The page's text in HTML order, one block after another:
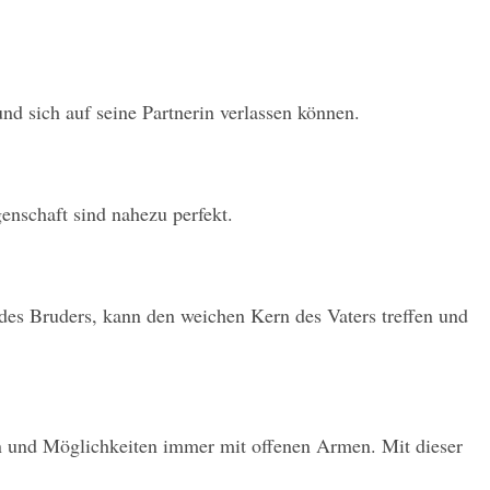
sich auf seine Partnerin verlassen können.
sind nahezu perfekt.
Bruders, kann den weichen Kern des Vaters treffen und
und Möglichkeiten immer mit offenen Armen. Mit dieser